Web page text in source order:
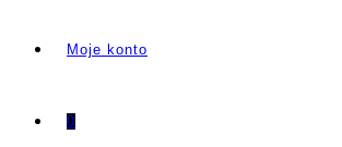
Moje konto
0